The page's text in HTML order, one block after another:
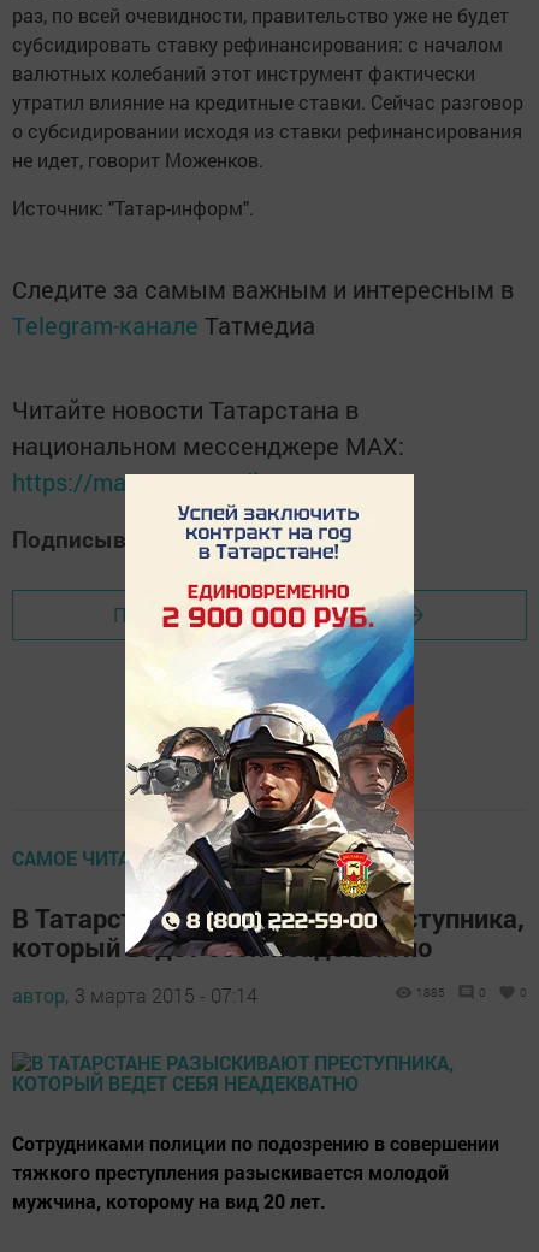
раз, по всей очевидности, правительство уже не будет
субсидировать ставку рефинансирования: с началом
валютных колебаний этот инструмент фактически
утратил влияние на кредитные ставки. Сейчас разговор
о субсидировании исходя из ставки рефинансирования
не идет, говорит Моженков.
Источник: "Татар-информ".
Следите за самым важным и интересным в
Telegram-канале Татмедиа
Читайте новости Татарстана в
национальном мессенджере MАХ:
https://max.ru/tatmedia
Подписывайтесь на нашДзен-канал
Перейти на страницу новости
САМОЕ ЧИТАЕМОЕ
В Татарстане разыскивают преступника,
который ведет себя неадекватно
автор, 3 марта 2015 - 07:14 1885 0 0
Сотрудниками полиции по подозрению в совершении
тяжкого преступления разыскивается молодой
мужчина, которому на вид 20 лет.